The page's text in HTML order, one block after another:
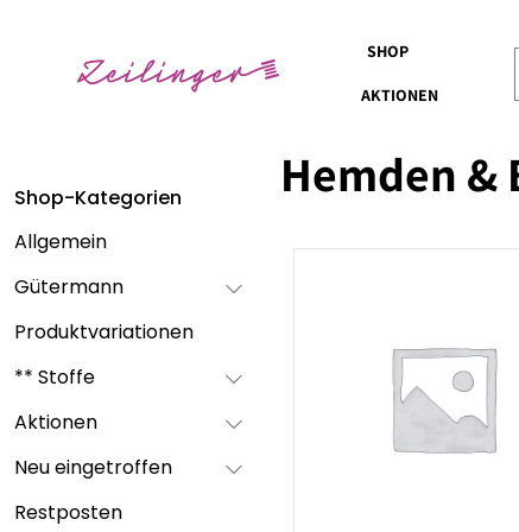
SHOP
AKTIONEN
Shop-Kategorien
Allgemein
Gütermann
Produktvariationen
** Stoffe
Aktionen
Neu eingetroffen
Restposten
Hemden &